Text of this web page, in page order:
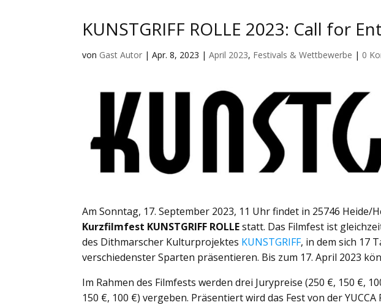
KUNSTGRIFF ROLLE 2023: Call for
von Gast Autor |Apr. 8, 2023 |April 2023, Festivals & Wettbewerbe | 0
Am Sonntag, 17. September 2023, 11 Uhr findet in 25746 Heide/
Kurzfilmfest KUNSTGRIFF ROLLEstatt. Das Filmfest ist
des Dithmarscher Kulturprojektes KUNSTGRIFF, in dem sich 17
verschiedenster Sparten präsentieren. Bis zum 17. April 2023
Im Rahmen des Filmfests werden drei Jurypreise (250 €, 150 €,
150 €, 100 €) vergeben. Präsentiert wird das Fest von der